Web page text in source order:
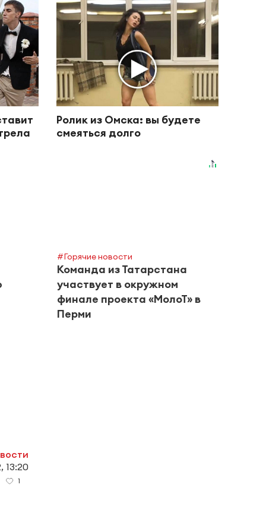
Ролик из Омска: вы будете
смеяться долго
#Горячие новости
Команда из Татарстана
участвует в окружном
финале проекта «МолоТ» в
Перми
13:20
1